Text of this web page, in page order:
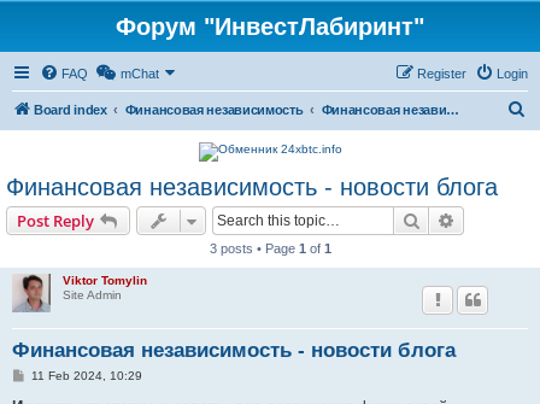
Форум "ИнвестЛабиринт"
FAQ mChat Login
Register
Board index Финансовая независимость Финансовая независимость
Финансовая независимость - новости блога
Post Reply Search
3 posts • Page 1 of 1
Viktor Tomylin
Site Admin
Финансовая независимость - новости блога
P11 Feb 2024, 10:29